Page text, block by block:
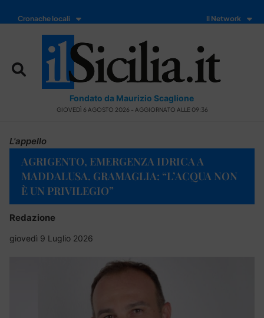
Cronache locali Il Network
Fondato da Maurizio Scaglione
GIOVEDÌ 6 AGOSTO 2026 - AGGIORNATO ALLE 09:36
L'appello
AGRIGENTO, EMERGENZA IDRICA A
MADDALUSA. GRAMAGLIA: “L’ACQUA NON
È UN PRIVILEGIO”
Redazione
giovedì 9 Luglio 2026